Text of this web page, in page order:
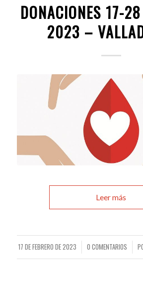
DONACIONES 17-
2023 –
Leer más
17 DE FEBRERO DE 2023
/ 0 COMENTARIOS
/